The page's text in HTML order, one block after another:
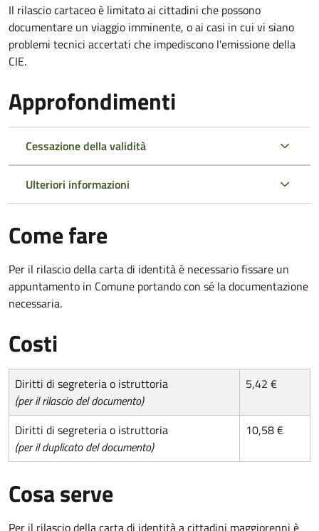
Il rilascio cartaceo è limitato ai cittadini che possono
documentare un viaggio imminente, o ai casi in cui vi siano
problemi tecnici accertati che impediscono l'emissione della
CIE.
Approfondimenti
Cessazione della validità
Ulteriori informazioni
Come fare
Per il rilascio della carta di identità è necessario fissare un
appuntamento in Comune portando con sé la documentazione
necessaria.
Costi
Diritti di segreteria o istruttoria
(per il rilascio del documento)
5,42 €
Diritti di segreteria o istruttoria
(per il duplicato del documento)
10,58 €
Cosa serve
Per il rilascio della carta di identità a cittadini maggiorenni è